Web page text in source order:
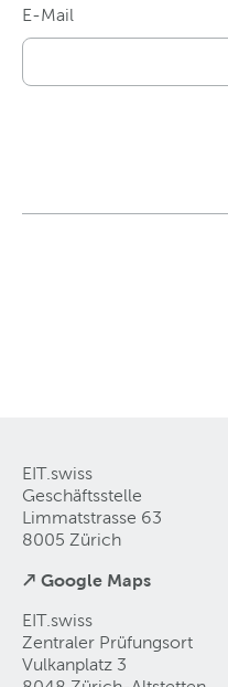
E-Mail
EIT.swiss
Geschäftsstelle
Limmatstrasse 63
8005 Zürich
↗ Google Maps
EIT.swiss
Zentraler Prüfungsort
Vulkanplatz 3